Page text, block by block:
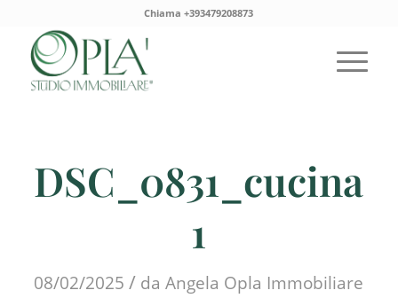
Chiama +393479208873
DSC_0831_cucina
1
08/02/2025 / daAngela Opla Immobiliare